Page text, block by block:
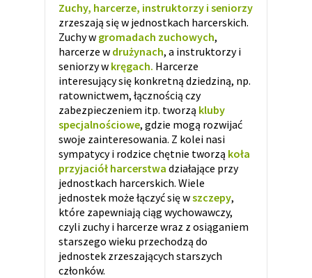
Zuchy, harcerze, instruktorzy i seniorzy
zrzeszają się w jednostkach harcerskich.
Zuchy w gromadach zuchowych,
harcerze w drużynach, a instruktorzy i
seniorzy w kręgach. Harcerze
interesujący się konkretną dziedziną, np.
ratownictwem, łącznością czy
zabezpieczeniem itp. tworzą kluby
specjalnościowe, gdzie mogą rozwijać
swoje zainteresowania. Z kolei nasi
sympatycy i rodzice chętnie tworzą koła
przyjaciół harcerstwa działające przy
jednostkach harcerskich. Wiele
jednostek może łączyć się wszczepy,
które zapewniają ciąg wychowawczy,
czyli zuchy i harcerze wraz z osiąganiem
starszego wieku przechodzą do
jednostek zrzeszających starszych
członków.